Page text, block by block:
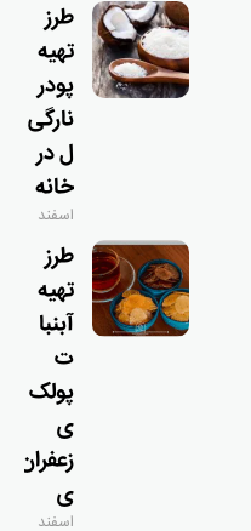
طرز
تهیه
پودر
نارگی
ل در
خانه
اسفند
طرز
تهیه
آبنبا
ت
پولک
ی
زعفران
ی
اسفند